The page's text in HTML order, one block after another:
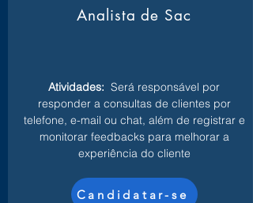
Analista de Sac
Atividades: Será responsável por
responder a consultas de clientes por
telefone, e-mail ou chat, além de registrar e
monitorar feedbacks para melhorar a
experiência do cliente
Candidatar-se